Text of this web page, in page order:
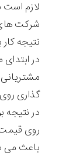
لازم
شرکت های
نتیجه
در
گذاری
روی قیمت
باعث می